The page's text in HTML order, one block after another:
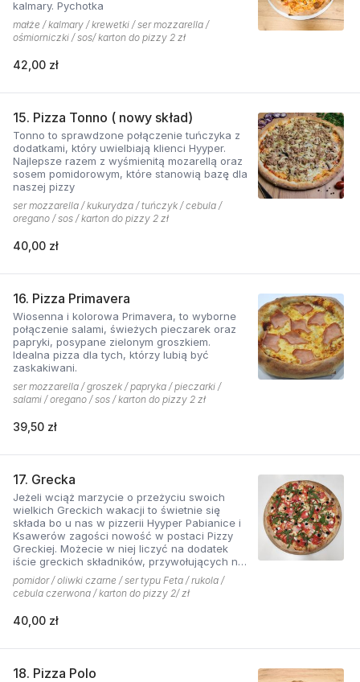
kalmary. Pychotka
małże / kalmary / krewetki / ser mozzarella /
ośmiorniczki / sos/ karton do pizzy 2 zł
42,00 zł
15. Pizza Tonno ( nowy skład)
Tonno to sprawdzone połączenie tuńczyka z
dodatkami, który uwielbiają klienci Hyyper.
Najlepsze razem z wyśmienitą mozarellą oraz
sosem pomidorowym, które stanowią bazę dla
naszej pizzy
ser mozzarella / kukurydza / tuńczyk / cebula /
oregano / sos / karton do pizzy 2 zł
40,00 zł
16. Pizza Primavera
Wiosenna i kolorowa Primavera, to wyborne
połączenie salami, świeżych pieczarek oraz
papryki, posypane zielonym groszkiem.
Idealna pizza dla tych, którzy lubią być
zaskakiwani.
ser mozzarella / groszek / papryka / pieczarki /
salami / oregano / sos / karton do pizzy 2 zł
39,50 zł
17. Grecka
Jeżeli wciąż marzycie o przeżyciu swoich
wielkich Greckich wakacji to świetnie się
składa bo u nas w pizzerii Hyyper Pabianice i
Ksawerów zagości nowość w postaci Pizzy
Greckiej. Możecie w niej liczyć na dodatek
iście greckich składników, przywołujących na
myśl piaszczyste plaże i ciepły klimat - ser
typu feta, którego oryginalny smak doskonale
współgra z przypieczoną czerwoną cebulką,
wyjątkowo greckiego charakteru. Jest to pizza
nie boją się poznawać nowych połączeń.
pomidor / oliwki czarne / ser typu Feta / rukola /
cebula czerwona / karton do pizzy 2/ zł
40,00 zł
18. Pizza Polo